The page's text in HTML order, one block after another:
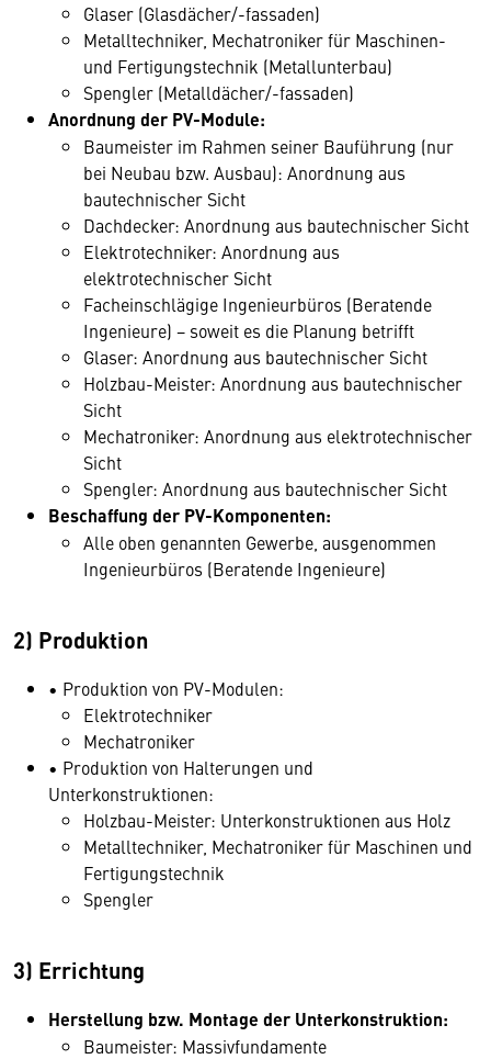
Glaser (Glasdächer/-fassaden)
Metalltechniker, Mechatroniker für Maschinen-
und Fertigungstechnik (Metallunterbau)
Spengler (Metalldächer/-fassaden)
Anordnung der PV-Module:
Baumeister im Rahmen seiner Bauführung (nur
bei Neubau bzw. Ausbau): Anordnung aus
bautechnischer Sicht
Dachdecker: Anordnung aus bautechnischer Sicht
Elektrotechniker: Anordnung aus
elektrotechnischer Sicht
Facheinschlägige Ingenieurbüros (Beratende
Ingenieure) − soweit es die Planung betrifft
Glaser: Anordnung aus bautechnischer Sicht
Holzbau-Meister: Anordnung aus bautechnischer
Sicht
Mechatroniker: Anordnung aus elektrotechnischer
Sicht
Spengler: Anordnung aus bautechnischer Sicht
Beschaffung der PV-Komponenten:
Alle oben genannten Gewerbe, ausgenommen
Ingenieurbüros (Beratende Ingenieure)
2) Produktion
• Produktion von PV-Modulen:
Elektrotechniker
Mechatroniker
• Produktion von Halterungen und
Unterkonstruktionen:
Holzbau-Meister: Unterkonstruktionen aus Holz
Metalltechniker, Mechatroniker für Maschinen und
Fertigungstechnik
Spengler
3) Errichtung
Herstellung bzw. Montage der Unterkonstruktion:
Baumeister: Massivfundamente